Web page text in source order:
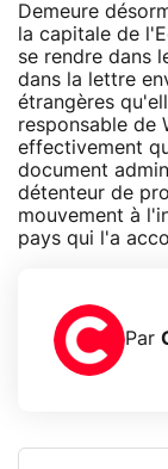
Demeure
la capitale de
se rendre dans
dans la lettre
étrangères
responsable de
effectivement
document
détenteur de
mouvement à
pays qui l'a
Par